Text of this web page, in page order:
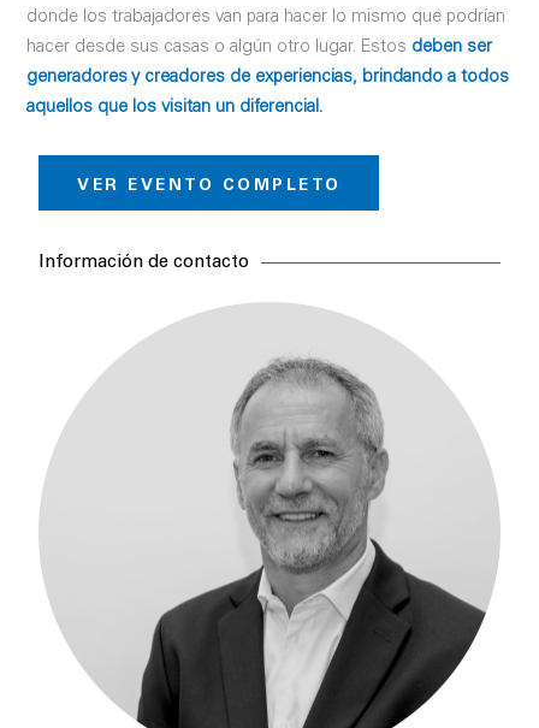
donde los trabajadores van para hacer lo mismo que podrían
hacer desde sus casas o algún otro lugar. Estos deben ser
generadores y creadores de experiencias, brindando a todos
aquellos que los visitan un diferencial.
VER EVENTO COMPLETO
Información de contacto